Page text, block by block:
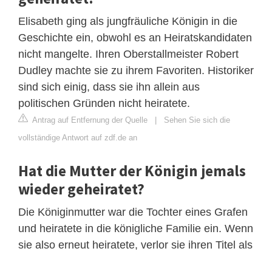
Elisabeth ging als jungfräuliche Königin in die
Geschichte ein, obwohl es an Heiratskandidaten
nicht mangelte. Ihren Oberstallmeister Robert
Dudley machte sie zu ihrem Favoriten. Historiker
sind sich einig, dass sie ihn allein aus
politischen Gründen nicht heiratete.
Antrag auf Entfernung der Quelle | Sehen Sie sich die
vollständige Antwort auf zdf.de an
Hat die Mutter der Königin jemals
wieder geheiratet?
Die Königinmutter war die Tochter eines Grafen
und heiratete in die königliche Familie ein. Wenn
sie also erneut heiratete, verlor sie ihren Titel als